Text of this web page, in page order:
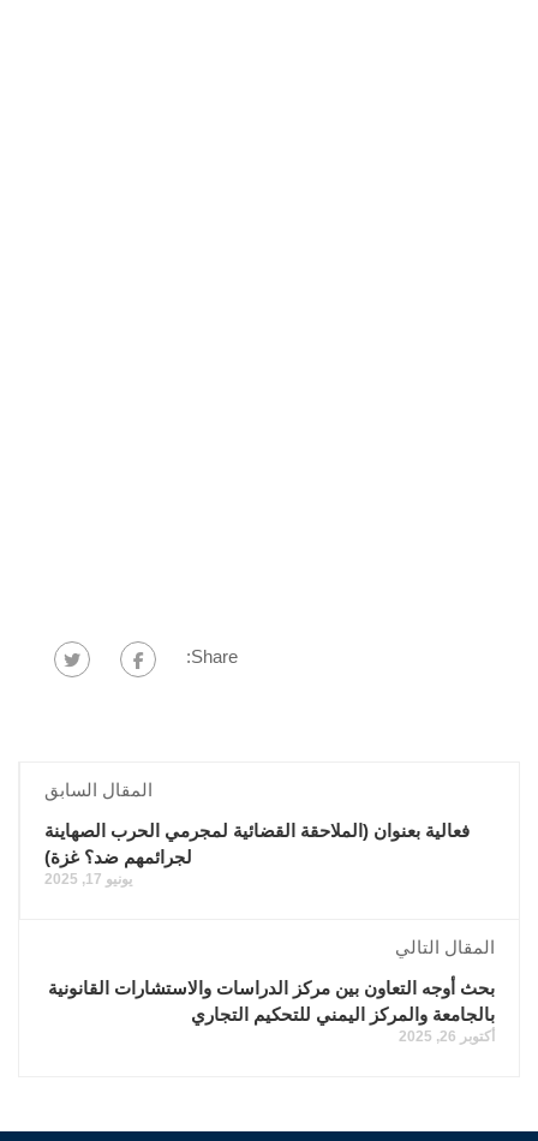
Share:
المقال السابق
فعالية بعنوان (الملاحقة القضائية لمجرمي الحرب الصهاينة
لجرائمهم ضد؟ غزة)
يونيو 17, 2025
المقال التالي
بحث أوجه التعاون بين مركز الدراسات والاستشارات القانونية
بالجامعة والمركز اليمني للتحكيم التجاري
أكتوبر 26, 2025